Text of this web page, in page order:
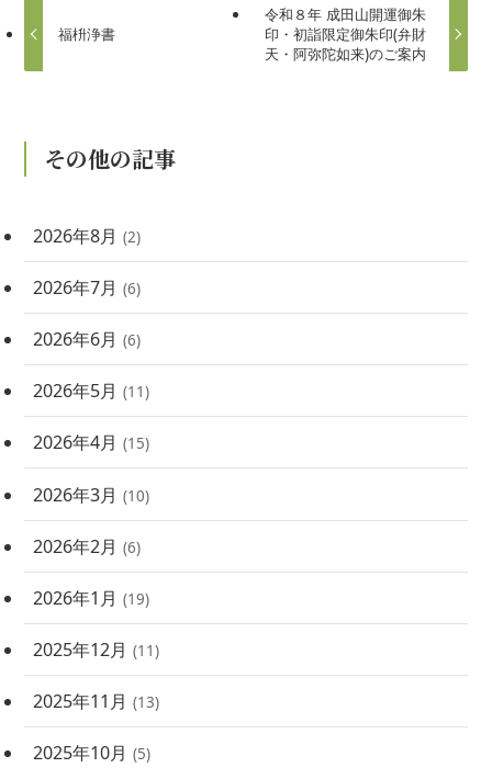
福枡浄書
令和８年 成田山開運御朱
印・初詣限定御朱印(弁財
天・阿弥陀如来)のご案内
その他の記事
2026年8月 (2)
2026年7月 (6)
2026年6月 (6)
2026年5月 (11)
2026年4月 (15)
2026年3月 (10)
2026年2月 (6)
2026年1月 (19)
2025年12月 (11)
2025年11月 (13)
2025年10月 (5)